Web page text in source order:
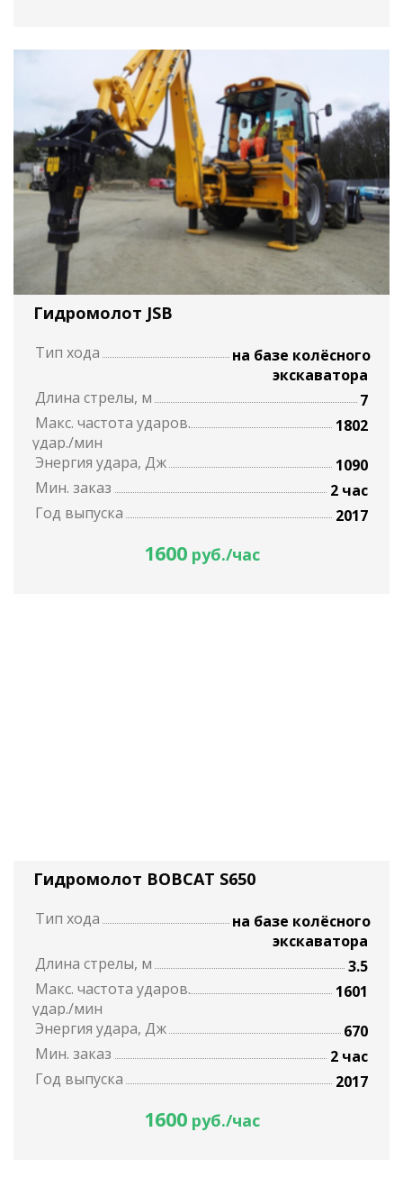
Гидромолот JSB
Тип хода
на базе колёсного
экскаватора
Длина стрелы, м
7
Макс. частота ударов.
удар./мин
1802
Энергия удара, Дж
1090
Мин. заказ
2 час
Год выпуска
2017
1600руб./час
Гидромолот BOBCAT S650
Тип хода
на базе колёсного
экскаватора
Длина стрелы, м
3.5
Макс. частота ударов.
удар./мин
1601
Энергия удара, Дж
670
Мин. заказ
2 час
Год выпуска
2017
1600руб./час